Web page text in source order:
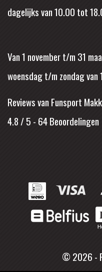
dagelijks van 10.00 tot
Van 1 november t/m 31
woensdag t/m zondag
Reviews van Funsport
4.8 / 5 - 64Beoordelingen
© 2026 -